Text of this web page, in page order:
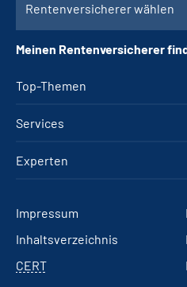
Top-Themen
Services
Experten
Rentenversicherer wählen
Meinen Rentenversicherer
Impressum
Inhaltsverzeichnis
CERT